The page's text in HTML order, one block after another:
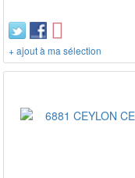
+ ajout à ma sélection